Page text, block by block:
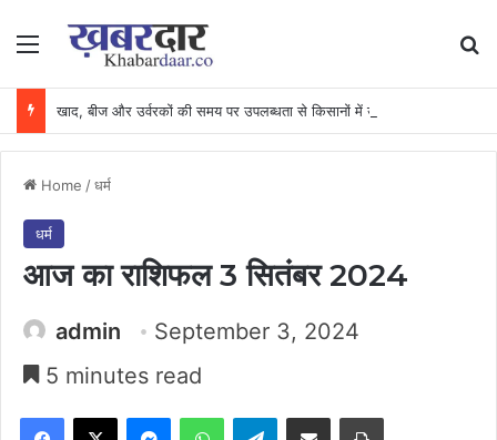
Menu
Home /धर्म
धर्म
आज का राशिफल 3 सितंबर 2024
admin
September 3, 2024
5 minutes read
Facebook
X MessengerWhatsAppTelegramShare via Email Print